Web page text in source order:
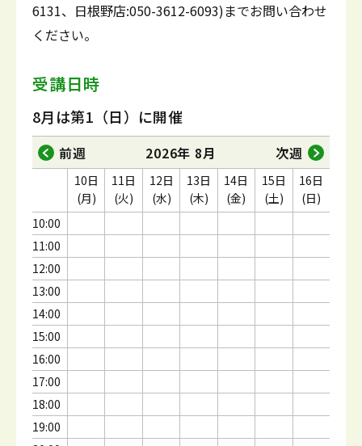
6131、日根野店:050-3612-6093)までお問い合わせ
ください。
受講日時
8月は第1（日）に開催
前週 2026年 8月 次週
10:00
11:00
12:00
13:00
14:00
15:00
16:00
17:00
18:00
19:00
10日
(月)
11日
(火)
12日
(水)
13日
(木)
14日
(金)
15日
(土)
16日
(日)